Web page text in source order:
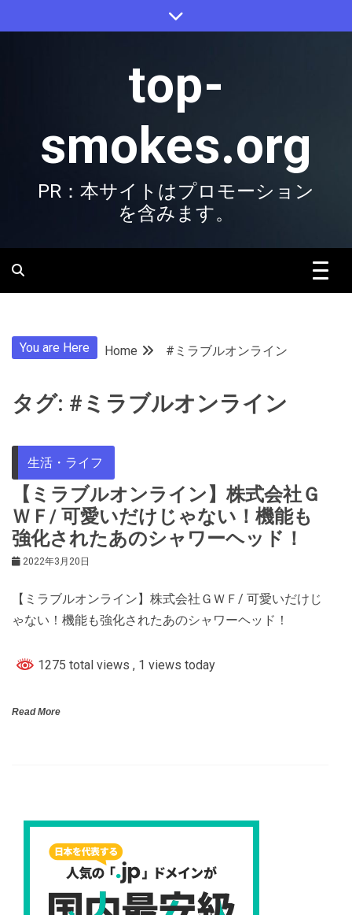
to
top-
smokes.org
PR：本サイトはプロモーション
を含みます。
You are Here Home #ミラブルオンライン
タグ: #ミラブルオンライン
生活・ライフ
【ミラブルオンライン】株式会社Ｇ
ＷＦ/ 可愛いだけじゃない！機能も
強化されたあのシャワーヘッド！
2022年3月20日
【ミラブルオンライン】株式会社ＧＷＦ/ 可愛いだけじ
ゃない！機能も強化されたあのシャワーヘッド！
1275 total views , 1 views today
Read More